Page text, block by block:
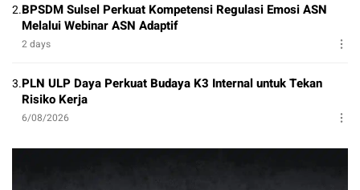
2.BPSDM Sulsel Perkuat Kompetensi Regulasi Emosi ASN
Melalui Webinar ASN Adaptif
2 days
3.PLN ULP Daya Perkuat Budaya K3 Internal untuk Tekan
Risiko Kerja
6/08/2026